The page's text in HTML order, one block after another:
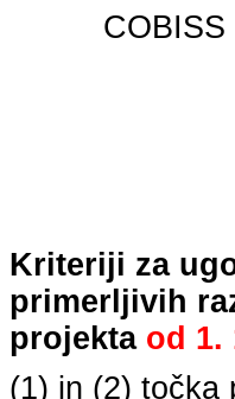
Kriteriji za
primerljivih
projekta od 1.
(1) in (2) točka